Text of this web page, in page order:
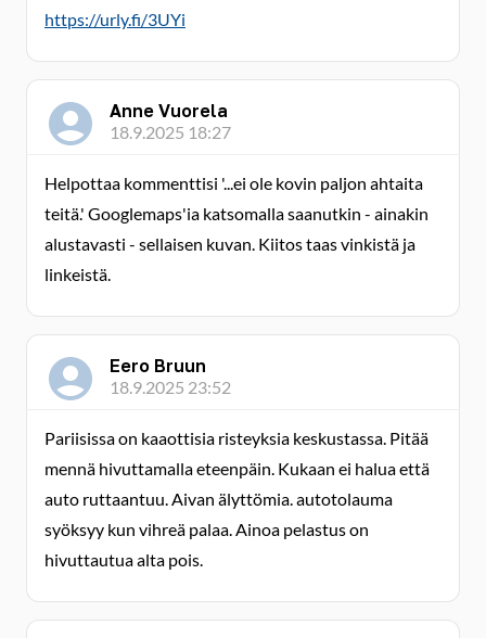
https://urly.fi/3UYi
Anne Vuorela
18.9.2025 18:27
Helpottaa kommenttisi '...ei ole kovin paljon ahtaita
teitä.' Googlemaps'ia katsomalla saanutkin - ainakin
alustavasti - sellaisen kuvan. Kiitos taas vinkistä ja
linkeistä.
Eero Bruun
18.9.2025 23:52
Pariisissa on kaaottisia risteyksia keskustassa. Pitää
mennä hivuttamalla eteenpäin. Kukaan ei halua että
auto ruttaantuu. Aivan älyttömia. autotolauma
syöksyy kun vihreä palaa. Ainoa pelastus on
hivuttautua alta pois.